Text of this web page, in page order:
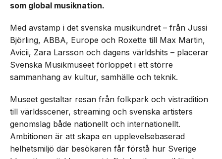
som global musiknation.
Med avstamp i det svenska musikundret – från Jussi
Björling, ABBA, Europe och Roxette till Max Martin,
Avicii, Zara Larsson och dagens världshits – placerar
Svenska Musikmuseet förloppet i ett större
sammanhang av kultur, samhälle och teknik.
Museet gestaltar resan från folkpark och vistradition
till världsscener, streaming och svenska artisters
genomslag både nationellt och internationellt.
Ambitionen är att skapa en upplevelsebaserad
helhetsmiljö där besökaren får förstå hur Sverige